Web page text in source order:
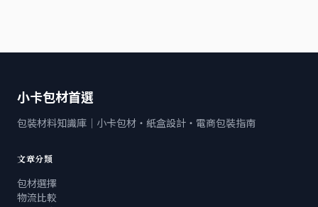
小卡包材首選
包裝材料知識庫｜小卡包材・紙盒設計・電商包裝指南
文章分類
包材選擇
物流比較